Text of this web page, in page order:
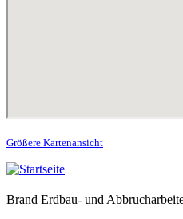
Größere Kartenansicht
Brand Erdbau- und